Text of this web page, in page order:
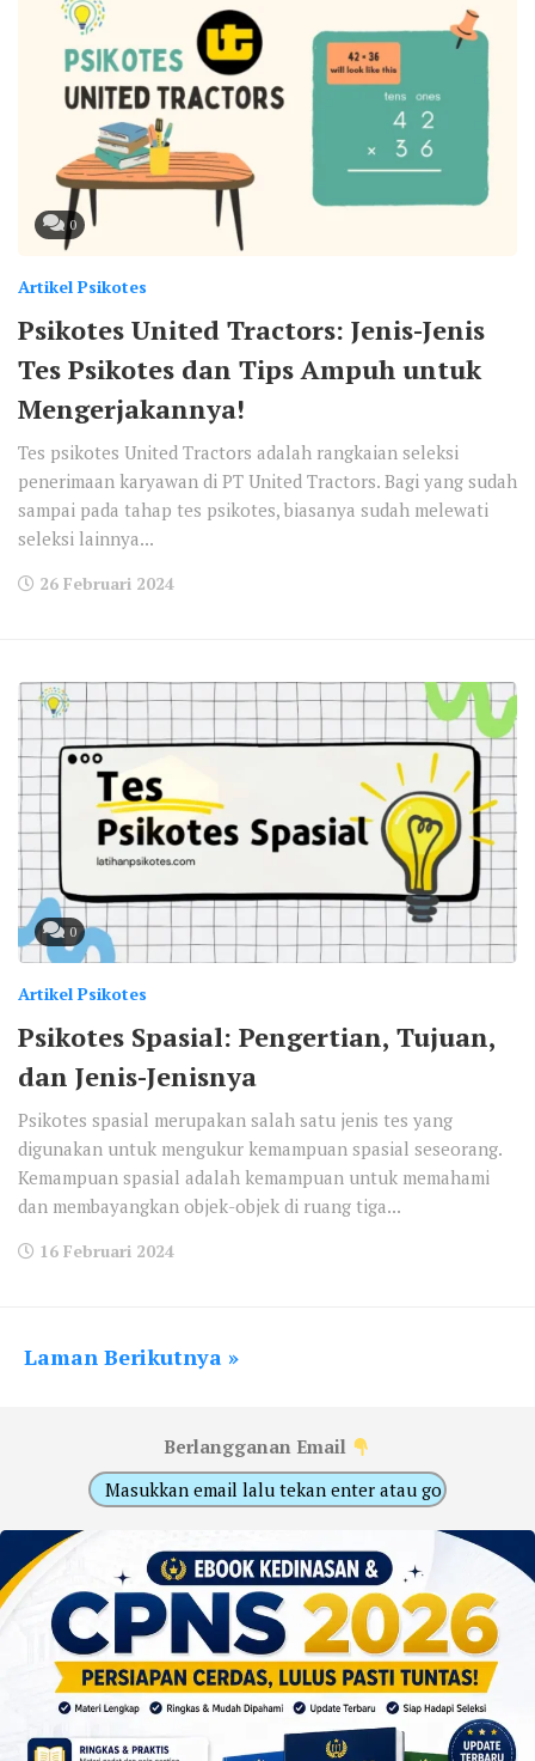
0
Artikel Psikotes
Psikotes United Tractors: Jenis-Jenis
Tes Psikotes dan Tips Ampuh untuk
Mengerjakannya!
Tes psikotes United Tractors adalah rangkaian seleksi
penerimaan karyawan di PT United Tractors. Bagi yang sudah
sampai pada tahap tes psikotes, biasanya sudah melewati
seleksi lainnya...
26 Februari 2024
0
Artikel Psikotes
Psikotes Spasial: Pengertian, Tujuan,
dan Jenis-Jenisnya
Psikotes spasial merupakan salah satu jenis tes yang
digunakan untuk mengukur kemampuan spasial seseorang.
Kemampuan spasial adalah kemampuan untuk memahami
dan membayangkan objek-objek di ruang tiga...
16 Februari 2024
Laman Berikutnya »
Berlangganan Email